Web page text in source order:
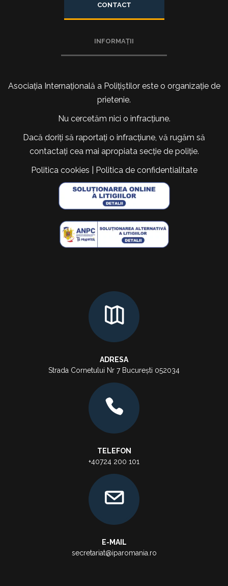
CONTACT
INFORMAȚII
Asociația Internațională a Polițiștilor este o organizație de
prietenie.
Nu cercetăm nici o infracțiune.
Dacă doriți să raportați o infracțiune, vă rugăm să
contactați cea mai apropiata secție de poliție.
Politica cookies
Politica de confidentialitate
ADRESA
Strada Cornetului Nr 7 București 052034
TELEFON
+40724 200 101
E-MAIL
secretariat@iparomania.ro